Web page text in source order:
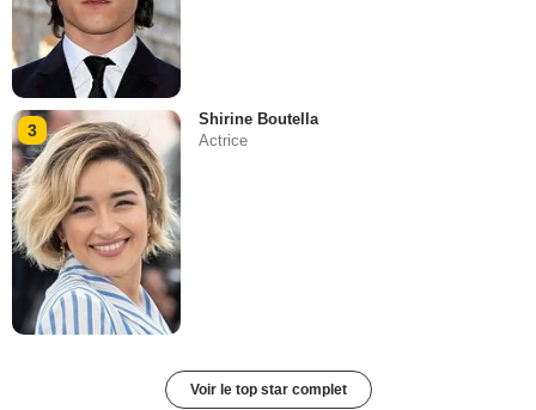
3
Shirine Boutella
Actrice
Voir le top star complet